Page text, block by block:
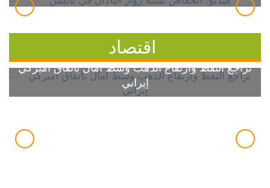
اقتصاد
تراجع النفط وارتفاع الذهب وسط آمال باتفاق أميركي
إيراني